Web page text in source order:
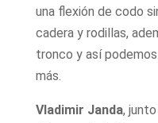
una flexión de codo
cadera y rodillas,
tronco y así
más.
Vladimir Janda,